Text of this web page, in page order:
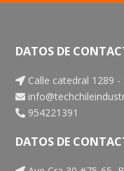
DATOS DE
Calle catedral 1289
954221391
DATOS DE